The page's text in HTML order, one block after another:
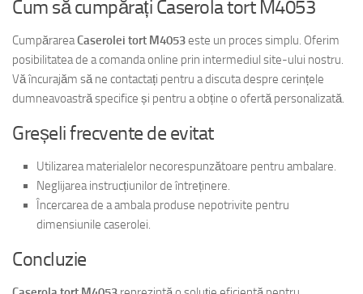
Cum să cumpărați Caserola tort M4053
CumpărareaCaserolei tort M4053este un proces simplu. Oferim
posibilitatea de a comanda online prin intermediul site-ului nostru.
Vă încurajăm să ne contactați pentru a discuta despre cerințele
dumneavoastră specifice și pentru a obține o ofertă personalizată.
Greșeli frecvente de evitat
Utilizarea materialelor necorespunzătoare pentru ambalare.
Neglijarea instrucțiunilor de întreținere.
Încercarea de a ambala produse nepotrivite pentru
dimensiunile caserolei.
Concluzie